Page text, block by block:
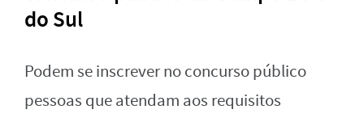
do Sul
Podem se inscrever no concurso público
pessoas que atendam aos requisitos